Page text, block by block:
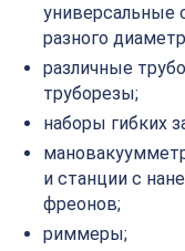
универсальные
разного
различные
труборезы;
наборы гибких
и станции с
фреонов;
риммеры;